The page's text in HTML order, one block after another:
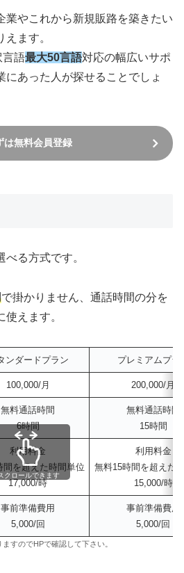
業やこれから新規販路を築きたい
ます。
言語最大50言語対応の幅広いサポ
にあった人が探せることでしょ
は無料会員登録
る方式です。
で掛かりません、通話時間の分を
えます。
ンダードプラン プレミアムプラ
100,000/月 200,000/月
無料通話時間
6時間
無料通話時間
15時間
利用料金
間を超えた時間単位
17,000/時
利用料金
無料15時間を超えた
15,000/時
事前準備費用
5,000/回
事前準備費用
5,000/回
クロールできます
すのでHPで確認して下さい。